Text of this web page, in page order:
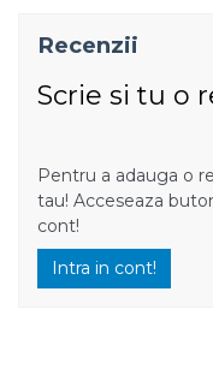
Recenzii
Scrie si tu o
Pentru a adauga o
tau! Acceseaza
cont!
Intra in cont!